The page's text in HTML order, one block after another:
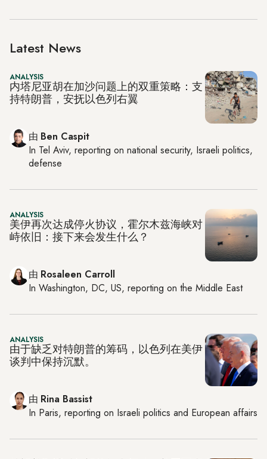
Latest News
ANALYSIS
内塔尼亚胡在加沙问题上的双重策略：支
持特朗普，安抚以色列右翼
由 Ben Caspit
In Tel Aviv, reporting on national security, Israeli politics,
defense
ANALYSIS
美伊再次达成停火协议，霍尔木兹海峡对
峙依旧：接下来会发生什么？
由 Rosaleen Carroll
In Washington, DC, US, reporting on the Middle East
ANALYSIS
由于缺乏对特朗普的筹码，以色列在美伊
谈判中保持沉默。
由 Rina Bassist
In Paris, reporting on Israeli politics and European affairs